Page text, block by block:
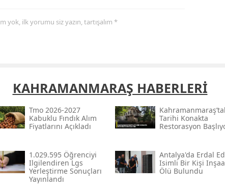
Sivas
Trabzon
Tunceli
Şanlıurfa
Uşak
Van
yok, ilk yorumu siz yazın, tartışalım *
KAHRAMANMARAŞ HABERLERİ
Tmo 2026-2027
Kabuklu Fındık Alım
Fiyatlarını Açıkladı
Tarihi Konakta
Restorasyon
1.029.595 Öğrenciyi
Ilgilendiren Lgs
Yerleştirme Sonuçları
Yayınlandı
Antalya'da Erdal
Isimli Bir Kişi
Ölü Bulundu